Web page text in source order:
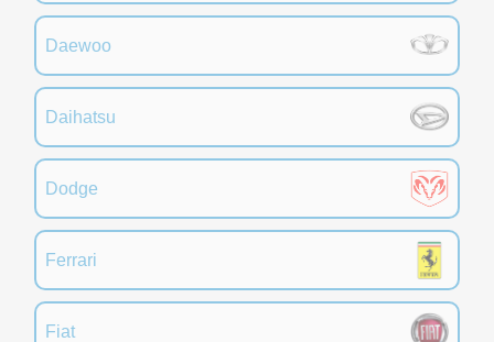
Daewoo
Daihatsu
Dodge
Ferrari
Fiat